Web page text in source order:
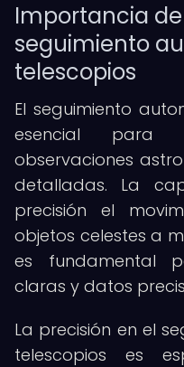
Importancia
seguimiento
telescopios
El seguimiento
esencial para
observaciones
detalladas. La
precisión el
objetos celestes a
es fundamental
claras y datos
La precisión en el
telescopios es